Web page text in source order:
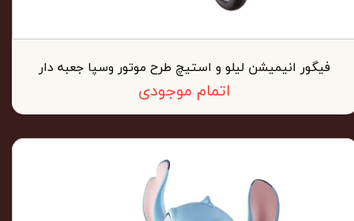
فیگور انیمیشن لیلو و استیچ طرح موتور وسپا جعبه دار
اتمام موجودی